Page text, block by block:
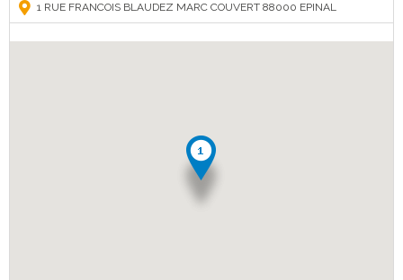
1 RUE FRANCOIS BLAUDEZ MARC COUVERT 88000 EPINAL